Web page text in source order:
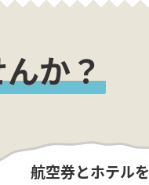
か？
航空券とホテルを